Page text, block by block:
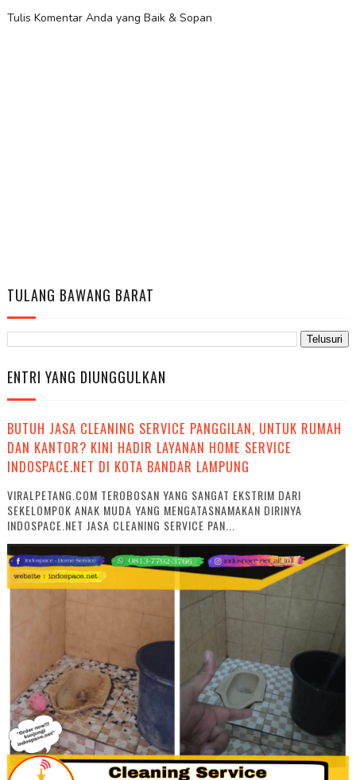
Tulis Komentar Anda yang Baik & Sopan
TULANG BAWANG BARAT
ENTRI YANG DIUNGGULKAN
BUTUH JASA CLEANING SERVICE PANGGILAN, UNTUK RUMAH
DAN KANTOR? KINI HADIR LAYANAN HOME SERVICE
INDOSPACE.NET DI KOTA BANDAR LAMPUNG
VIRALPETANG.COM TEROBOSAN YANG SANGAT EKSTRIM DARI
SEKELOMPOK ANAK MUDA YANG MENGATASNAMAKAN DIRINYA
INDOSPACE.NET JASA CLEANING SERVICE PAN...